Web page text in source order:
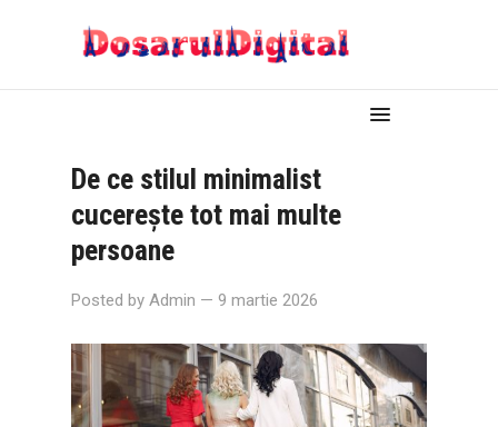
De ce stilul minimalist
cucerește tot mai multe
persoane
Posted by Admin — 9 martie 2026